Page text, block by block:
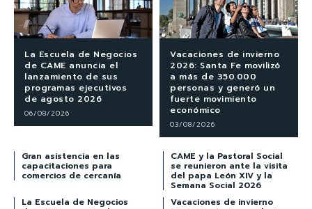
La Escuela de Negocios
de CAME anuncia el
lanzamiento de sus
programas ejecutivos
de agosto 2026
06/08/2026
Vacaciones de invierno
2026: Santa Fe movilizó
a más de 350.000
personas y generó un
fuerte movimiento
económico
03/08/2026
Gran asistencia en las
capacitaciones para
comercios de cercanía
CAME y la Pastoral Social
se reunieron ante la visita
del papa León XIV y la
Semana Social 2026
La Escuela de Negocios
Vacaciones de invierno